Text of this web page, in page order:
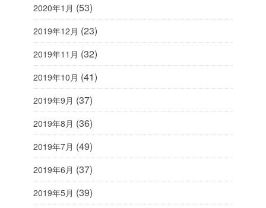
2020年1月 (53)
2019年12月 (23)
2019年11月 (32)
2019年10月 (41)
2019年9月 (37)
2019年8月 (36)
2019年7月 (49)
2019年6月 (37)
2019年5月 (39)